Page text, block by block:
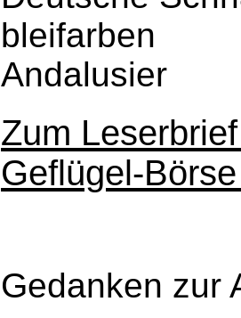
Andalusier
Zum
Geflügel-
Gedanken zur